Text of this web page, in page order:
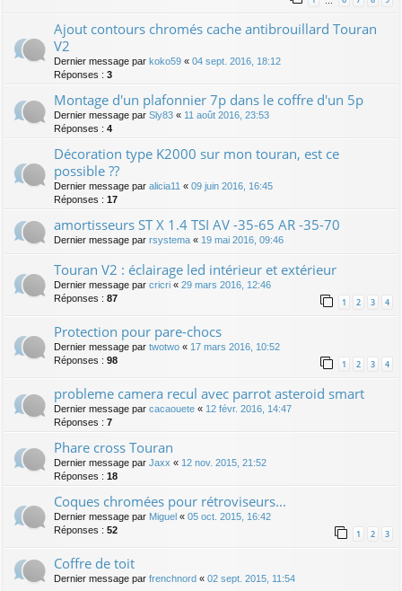
Ajout contours chromés cache antibrouillard Touran
V2
Dernier message par koko59 « 04 sept. 2016, 18:12
Réponses : 3
Montage d'un plafonnier 7p dans le coffre d'un 5p
Dernier message par Sly83 « 11 août 2016, 23:53
Réponses : 4
Décoration type K2000 sur mon touran, est ce
possible ??
Dernier message par alicia11 « 09 juin 2016, 16:45
Réponses : 17
amortisseurs ST X 1.4 TSI AV -35-65 AR -35-70
Dernier message par rsystema « 19 mai 2016, 09:46
Touran V2 : éclairage led intérieur et extérieur
Dernier message par cricri « 29 mars 2016, 12:46
Réponses : 87 1 2 3 4
Protection pour pare-chocs
Dernier message par twotwo « 17 mars 2016, 10:52
Réponses : 98 1 2 3 4
probleme camera recul avec parrot asteroid smart
Dernier message par cacaouete « 12 févr. 2016, 14:47
Réponses : 7
Phare cross Touran
Dernier message par Jaxx « 12 nov. 2015, 21:52
Réponses : 18
Coques chromées pour rétroviseurs...
Dernier message par Miguel « 05 oct. 2015, 16:42
Réponses : 52 1 2 3
Coffre de toit
Dernier message par frenchnord « 02 sept. 2015, 11:54